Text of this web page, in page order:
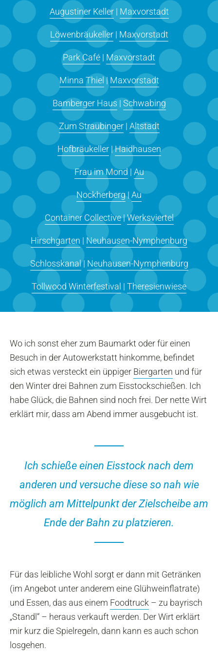
Augustiner Keller| Maxvorstadt
Löwenbräukeller| Maxvorstadt
Park Café | Maxvorstadt
Minna Thiel |Maxvorstadt
Bamberger Haus | Schwabing
Zum Straubinger| Altstadt
Hofbräukeller|Haidhausen
Frau im Mond | Au
Nockherberg| Au
Container Collective|Werksviertel
Hirschgarten | Neuhausen-Nymphenburg
Schlosskanal| Neuhausen-Nymphenburg
Tollwood Winterfestival | Theresienwiese
Wo ich sonst eher zum Baumarkt oder für einen
Besuch in der Autowerkstatt hinkomme, befindet
sich etwas versteckt ein üppiger Biergarten und für
den Winter drei Bahnen zum Eisstockschießen. Ich
habe Glück, die Bahnen sind noch frei. Der nette Wirt
erklärt mir, dass am Abend immer ausgebucht ist.
Ich schieße einen Eisstock nach dem
anderen und versuche diese so nah wie
möglich am Mittelpunkt der Zielscheibe am
Ende der Bahn zu platzieren.
Für das leibliche Wohl sorgt er dann mit Getränken
(im Angebot unter anderem eine Glühweinflatrate)
und Essen, das aus einem Foodtruck – zu bayrisch
„Standl“ – heraus verkauft werden. Der Wirt erklärt
mir kurz die Spielregeln, dann kann es auch schon
losgehen.